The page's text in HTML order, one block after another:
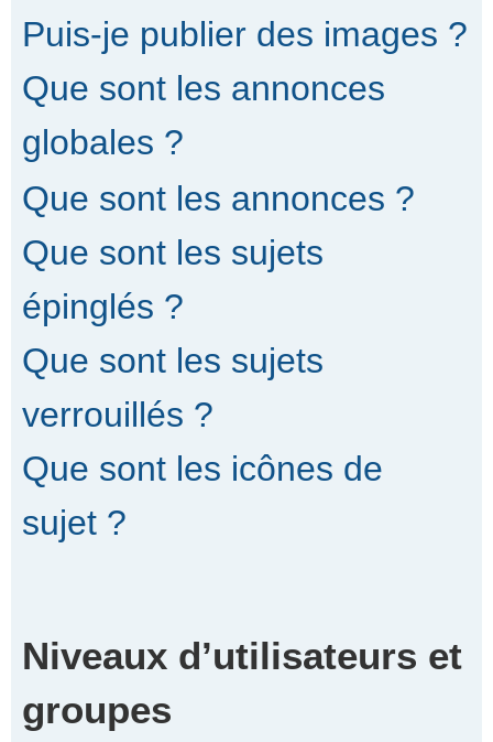
Puis-je publier des images ?
Que sont les annonces
globales ?
Que sont les annonces ?
Que sont les sujets
épinglés ?
Que sont les sujets
verrouillés ?
Que sont les icônes de
sujet ?
Niveaux d’utilisateurs et
groupes